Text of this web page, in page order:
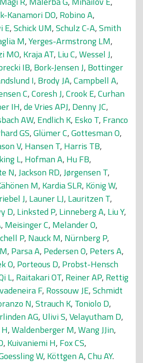
Kanamori DO, Robino A,
E,Schick UM,Schulz C-A,Smith
M,Yerges-Armstrong LM,
MO, Kraja AT, Liu C,Wessel J,
IB, Bork-Jensen J, Bottinger
I, Brody JA,Campbell A,
C,Coresh J,Crook E,Curhan
IH,de Vries APJ, Denny JC,
AW, Endlich K, Esko T, Franco
GS,Glümer C,Gottesman O,
V, Hansen T, Harris TB,
L, Hofman A, Hu FB,
N,Jackson RD,Jørgensen T,
M, Kardia SLR, König W,
J, Launer LJ, Lauritzen T,
D, Linksted P, Linneberg A, Liu Y,
, Meisinger C, Melander O,
P, Nauck M, Nürnberg P,
, Parsa A, Pedersen O, Peters A,
O, Porteous D, Probst-Hensch
L, Raitakari OT, Reiner AP, Rettig
F, Rossouw JE,Schmidt
N,Strauch K, Toniolo D,
AG, Ulivi S,Velayutham D,
,Waldenberger M,Wang JJin,
, Kuivaniemi H, Fox CS,
W, Köttgen A,Chu AY.